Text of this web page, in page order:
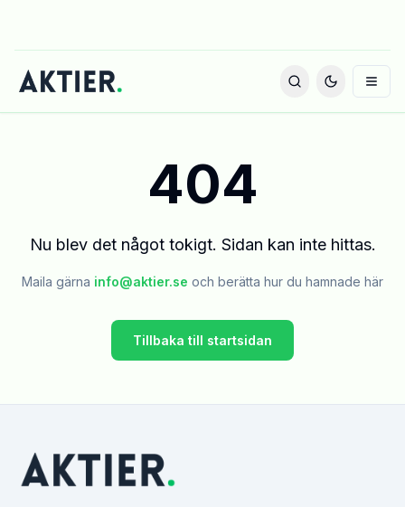
404
Nu blev det något tokigt. Sidan kan inte hittas.
Maila gärna info@aktier.se och berätta hur du hamnade här
Tillbaka till startsidan